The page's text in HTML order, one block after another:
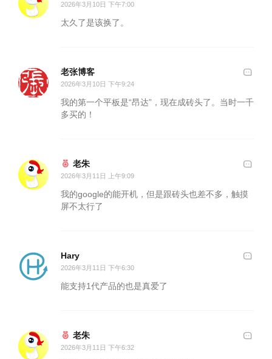
2026年3月10日 下午7:00
太久了是该换了。
老张博客
2026年3月10日 下午9:24
我的第一个平板是“昂达”，现在成砖头了。当时一千
多买的！
老朱
2026年3月11日 上午9:09
我的google的能开机，但是跟砖头也差不多，触摸
屏不太行了
Hary
2026年3月11日 下午6:30
能支持1代产品的也是真爱了
老朱
2026年3月11日 下午6:32